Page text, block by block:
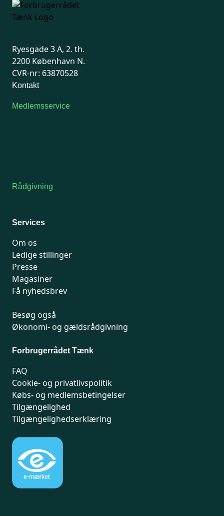
Ryesgade 3 A, 2. th.
2200 København N.
CVR-nr: 63870528
Kontakt
Medlemsservice
Rådgivning
Services
Om os
Ledige stillinger
Presse
Magasiner
Få nyhedsbrev
Besøg også
Økonomi- og gældsrådgivning
Forbrugerrådet Tænk
FAQ
Cookie- og privatlivspolitik
Købs- og medlemsbetingelser
Tilgængelighed
Tilgængelighedserklæring